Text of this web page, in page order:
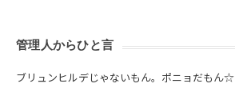
管理人からひと言
ブリュンヒルデじゃないもん。ポニョだもん☆